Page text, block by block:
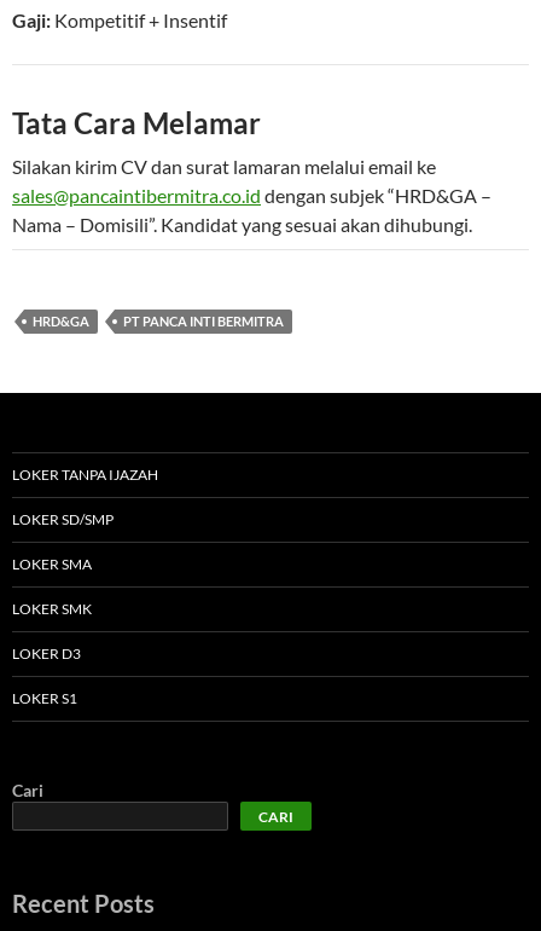
Gaji: Kompetitif+ Insentif
Tata Cara Melamar
Silakan kirim CV dan surat lamaran melalui email ke
sales@pancaintibermitra.co.id dengan subjek “HRD&GA –
Nama – Domisili”. Kandidat yang sesuai akan dihubungi.
HRD&GA PT PANCA INTI BERMITRA
LOKER TANPA IJAZAH
LOKER SD/SMP
LOKER SMA
LOKER SMK
LOKER D3
LOKER S1
Cari
CARI
Recent Posts